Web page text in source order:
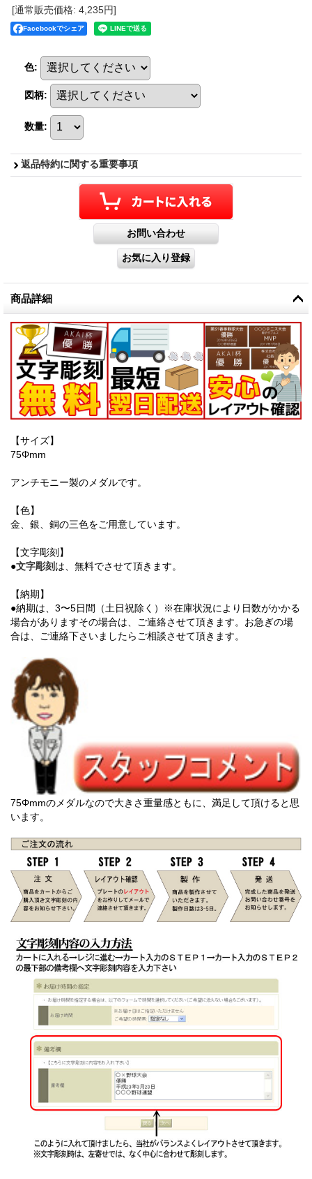
[通常販売価格: 4,235円]
Facebookでシェア
色:
図柄:
数量:
返品特約に関する重要事項
商品詳細
【サイズ】
75Φmm
アンチモニー製のメダルです。
【色】
金、銀、銅の三色をご用意しています。
【文字彫刻】
●文字彫刻は、無料でさせて頂きます。
【納期】
●納期は、3〜5日間（土日祝除く）※在庫状況により日数がかかる
場合がありますその場合は、ご連絡させて頂きます。お急ぎの場
合は、ご連絡下さいましたらご相談させて頂きます。
75Φmmのメダルなので大きさ重量感ともに、満足して頂けると思
います。